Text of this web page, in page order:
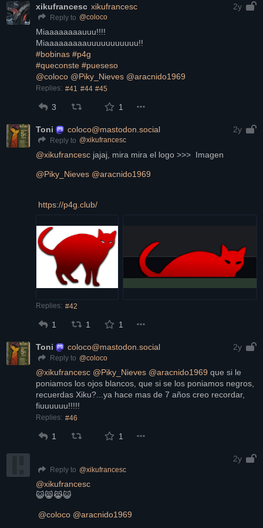
xikufrancesc xikufrancesc 2y
Reply to @coloco
Miaaaaaaaauuu!!!!
Miaaaaaaaaauuuuuuuuuuu!!
#bobinas #p4g
#queconste #pueseso
@coloco @Piky_Nieves @aracnido1969
Replies: #41 #44 #45
3 1
Toni coloco@mastodon.social 2y
Reply to @xikufrancesc
@xikufrancesc jajaj, mira mira el logo >>>  Imagen
@Piky_Nieves @aracnido1969
https://p4g.club/
Replies: #42
1 1 1
Toni coloco@mastodon.social 2y
Reply to @coloco
@xikufrancesc @Piky_Nieves @aracnido1969 que si le
poniamos los ojos blancos, que si se los poniamos negros,
recuerdas Xiku?...ya hace mas de 7 años creo recordar,
fiuuuuuu!!!!!
Replies: #46
1 1
2y
Reply to @xikufrancesc
@xikufrancesc
😺😸😹😺
@coloco @aracnido1969